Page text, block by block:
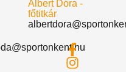
Albert Dóra -
főtitkár